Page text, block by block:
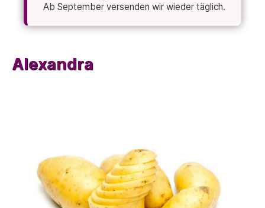
Ab September versenden wir wieder täglich.
Alexandra